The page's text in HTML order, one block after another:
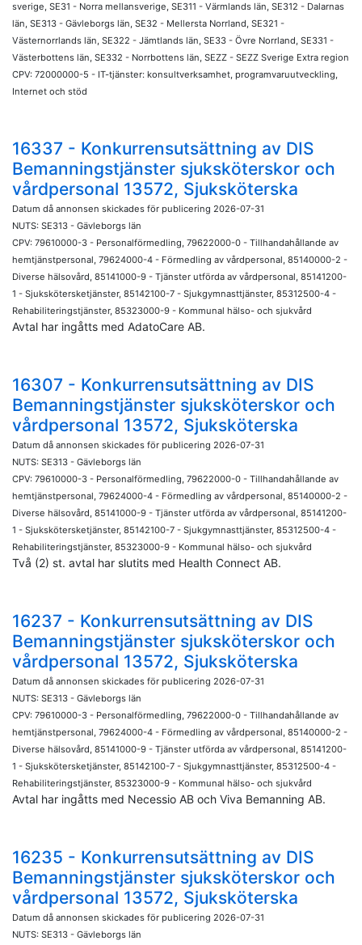
sverige, SE31 - Norra mellansverige, SE311 - Värmlands län, SE312 - Dalarnas
län, SE313 - Gävleborgs län, SE32 - Mellersta Norrland, SE321 -
Västernorrlands län, SE322 - Jämtlands län, SE33 - Övre Norrland, SE331 -
Västerbottens län, SE332 - Norrbottens län, SEZZ - SEZZ Sverige Extra region
CPV: 72000000-5 - IT-tjänster: konsultverksamhet, programvaruutveckling,
Internet och stöd
16337 - Konkurrensutsättning av DIS
Bemanningstjänster sjuksköterskor och
vårdpersonal 13572, Sjuksköterska
Datum då annonsen skickades för publicering 2026-07-31
NUTS: SE313 - Gävleborgs län
CPV: 79610000-3 - Personalförmedling, 79622000-0 - Tillhandahållande av
hemtjänstpersonal, 79624000-4 - Förmedling av vårdpersonal, 85140000-2 -
Diverse hälsovård, 85141000-9 - Tjänster utförda av vårdpersonal, 85141200-
1 - Sjukskötersketjänster, 85142100-7 - Sjukgymnasttjänster, 85312500-4 -
Rehabiliteringstjänster, 85323000-9 - Kommunal hälso- och sjukvård
Avtal har ingåtts med AdatoCare AB.
16307 - Konkurrensutsättning av DIS
Bemanningstjänster sjuksköterskor och
vårdpersonal 13572, Sjuksköterska
Datum då annonsen skickades för publicering 2026-07-31
NUTS: SE313 - Gävleborgs län
CPV: 79610000-3 - Personalförmedling, 79622000-0 - Tillhandahållande av
hemtjänstpersonal, 79624000-4 - Förmedling av vårdpersonal, 85140000-2 -
Diverse hälsovård, 85141000-9 - Tjänster utförda av vårdpersonal, 85141200-
1 - Sjukskötersketjänster, 85142100-7 - Sjukgymnasttjänster, 85312500-4 -
Rehabiliteringstjänster, 85323000-9 - Kommunal hälso- och sjukvård
Två (2) st. avtal har slutits med Health Connect AB.
16237 - Konkurrensutsättning av DIS
Bemanningstjänster sjuksköterskor och
vårdpersonal 13572, Sjuksköterska
Datum då annonsen skickades för publicering 2026-07-31
NUTS: SE313 - Gävleborgs län
CPV: 79610000-3 - Personalförmedling, 79622000-0 - Tillhandahållande av
hemtjänstpersonal, 79624000-4 - Förmedling av vårdpersonal, 85140000-2 -
Diverse hälsovård, 85141000-9 - Tjänster utförda av vårdpersonal, 85141200-
1 - Sjukskötersketjänster, 85142100-7 - Sjukgymnasttjänster, 85312500-4 -
Rehabiliteringstjänster, 85323000-9 - Kommunal hälso- och sjukvård
Avtal har ingåtts med Necessio AB och Viva Bemanning AB.
16235 - Konkurrensutsättning av DIS
Bemanningstjänster sjuksköterskor och
vårdpersonal 13572, Sjuksköterska
Datum då annonsen skickades för publicering 2026-07-31
NUTS: SE313 - Gävleborgs län